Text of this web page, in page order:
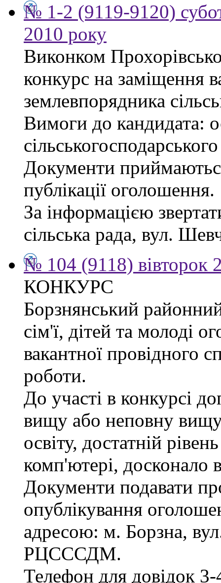
№ 1-2 (9119-9120)
2010 року
Виконком
конкурс на заміщення
землевпорядника
Вимоги до кандидата:
Документи
публікації оголошення.
За інформацією
сільська рада, вул.
№ 104 (9118) вівторок
КОНКУРС
Борзнянський
сім'ї, дітей та молоді
вакантної провідного
роботи.
До участі в конкурсі
вищу або неповну вищу
освіту, достатній
комп'ютері, досконало
Документи подавати
опублікування
адресою: м. Борзна,
РЦСССДМ.
Телефон для довідок